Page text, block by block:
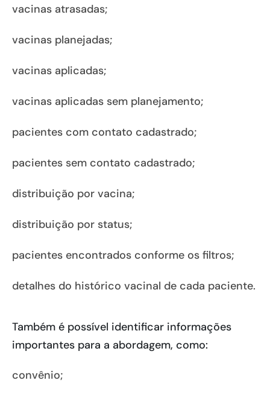
vacinas atrasadas;
vacinas planejadas;
vacinas aplicadas;
vacinas aplicadas sem planejamento;
pacientes com contato cadastrado;
pacientes sem contato cadastrado;
distribuição por vacina;
distribuição por status;
pacientes encontrados conforme os filtros;
detalhes do histórico vacinal de cada paciente.
Também é possível identificar informações
importantes para a abordagem, como:
convênio;